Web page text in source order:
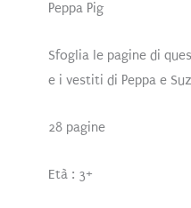
Peppa Pig
Sfoglia le pagine di
e i vestiti di Peppa e
28 pagine
Età : 3+